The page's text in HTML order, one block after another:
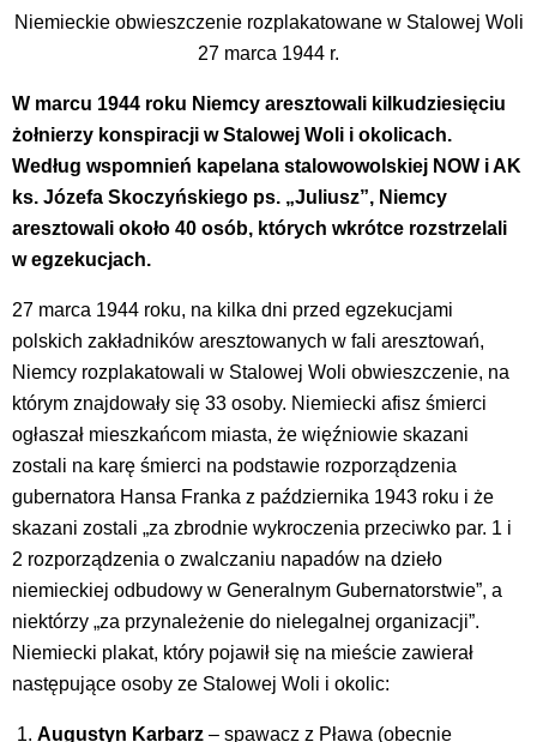
Niemieckie obwieszczenie rozplakatowane w Stalowej Woli
27 marca 1944 r.
W marcu 1944 roku Niemcy aresztowali kilkudziesięciu
żołnierzy konspiracji w Stalowej Woli i okolicach.
Według wspomnień kapelana stalowowolskiej NOW i AK
ks. Józefa Skoczyńskiego ps. „Juliusz”, Niemcy
aresztowali około 40 osób, których wkrótce rozstrzelali
w egzekucjach.
27 marca 1944 roku, na kilka dni przed egzekucjami
polskich zakładników aresztowanych w fali aresztowań,
Niemcy rozplakatowali w Stalowej Woli obwieszczenie, na
którym znajdowały się 33 osoby. Niemiecki afisz śmierci
ogłaszał mieszkańcom miasta, że więźniowie skazani
zostali na karę śmierci na podstawie rozporządzenia
gubernatora Hansa Franka z października 1943 roku i że
skazani zostali „za zbrodnie wykroczenia przeciwko par. 1 i
2 rozporządzenia o zwalczaniu napadów na dzieło
niemieckiej odbudowy w Generalnym Gubernatorstwie”, a
niektórzy „za przynależenie do nielegalnej organizacji”.
Niemiecki plakat, który pojawił się na mieście zawierał
następujące osoby ze Stalowej Woli i okolic:
Augustyn Karbarz– spawacz z Pława (obecnie